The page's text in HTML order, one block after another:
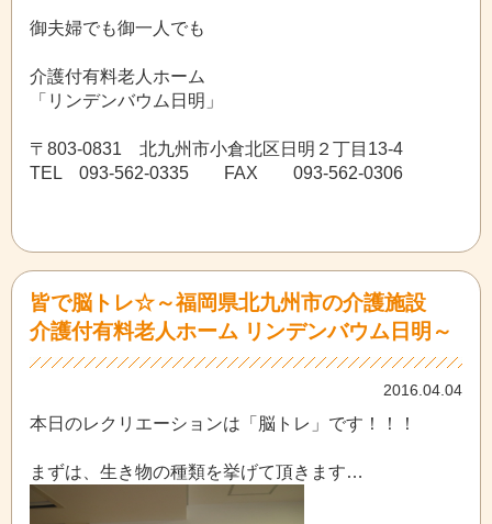
御夫婦でも御一人でも
介護付有料老人ホーム
「リンデンバウム日明」
〒803-0831 北九州市小倉北区日明２丁目13-4
TEL 093-562-0335 FAX 093-562-0306
皆で脳トレ☆～福岡県北九州市の介護施設
介護付有料老人ホーム リンデンバウム日明～
2016.04.04
本日のレクリエーションは「脳トレ」です！！！
まずは、生き物の種類を挙げて頂きます…